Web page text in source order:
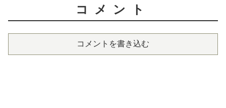
コメント
コメントを書き込む